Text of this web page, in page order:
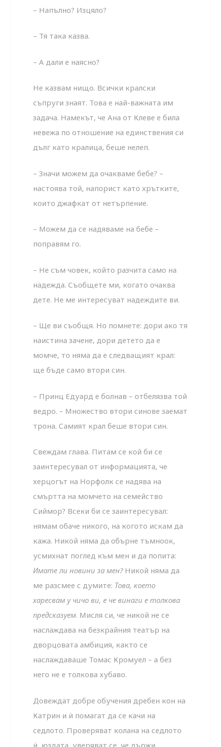
– Напълно? Изцяло?
– Тя така казва.
– А дали е наясно?
Не казвам нищо. Всички кралски
съпруги знаят. Това е най-важната им
задача. Намекът, че Ана от Клеве е била
невежа по отношение на единствения си
дълг като кралица, беше нелеп.
– Значи можем да очакваме бебе? –
настоява той, напорист като хрътките,
които джафкат от нетърпение.
– Можем да се надяваме на бебе –
поправям го.
– Не съм човек, който разчита само на
надежда. Съобщете ми, когато очаква
дете. Не ме интересуват надеждите ви.
– Ще ви съобщя. Но помнете: дори ако тя
наистина зачене, дори детето да е
момче, то няма да е следващият крал:
ще бъде само втори син.
– Принц Едуард е болнав – отбелязва той
ведро. – Множество втори синове заемат
трона. Самият крал беше втори син.
Свеждам глава. Питам се кой би се
заинтересувал от информацията, че
херцогът на Норфолк се надява на
смъртта на момчето на семейство
Сиймор? Всеки би се заинтересувал:
нямам обаче никого, на когото искам да
кажа. Никой няма да обърне тъмноок,
усмихнат поглед към мен и да попита:
Имате ли новини за мен?Никой няма да
ме разсмее с думите: Това, което
харесвам у чичо ви, е че винаги е толкова
предсказуем. Мисля си, че никой не се
наслаждава на безкрайния театър на
дворцовата амбиция, както се
наслаждаваше Томас Кромуел – а без
него не е толкова хубаво.
Довеждат добре обучения дребен кон на
Катрин и ѝ помагат да се качи на
седлото. Проверяват колана на седлото
ѝ, юздата, уверяват се, че държи